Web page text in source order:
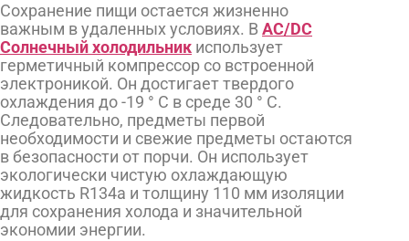
Сохранение пищи остается жизненно
важным в удаленных условиях. В AC/DC
Солнечный холодильник использует
герметичный компрессор со встроенной
электроникой. Он достигает твердого
охлаждения до -19 ° C в среде 30 ° C.
Следовательно, предметы первой
необходимости и свежие предметы остаются
в безопасности от порчи. Он использует
экологически чистую охлаждающую
жидкость R134a и толщину 110 мм изоляции
для сохранения холода и значительной
экономии энергии.